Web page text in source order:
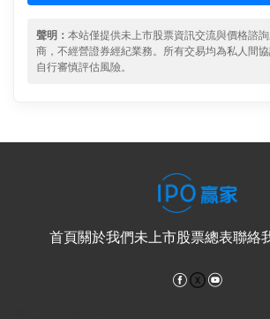
聲明： 本站僅提供未上市股票資訊交流與價格諮
商，不經營證券經紀業務。所有交易均為私人間
自行審慎評估風險。
首頁關於我們未上市股票總表聯絡
Facebook